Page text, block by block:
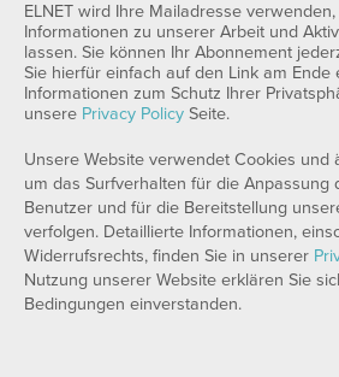
ELNET wird Ihre Mailadresse
Informationen zu unserer Arbeit und
lassen. Sie können Ihr Abonnement
Sie hierfür einfach auf den Link am Ende
Informationen zum Schutz Ihrer
unsere Privacy Policy Seite.
Unsere Website verwendet Cookies und
um das Surfverhalten für die Anpassung
Benutzer und für die Bereitstellung
verfolgen. Detaillierte Informationen,
Widerrufsrechts, finden Sie in unserer
Nutzung unserer Website erklären Sie
Bedingungen einverstanden.